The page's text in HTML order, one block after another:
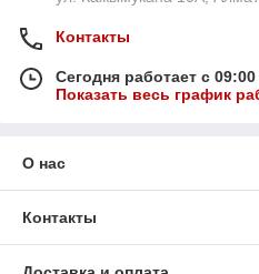
Контакты
Сегодня работает с
Показать весь график
О нас
Контакты